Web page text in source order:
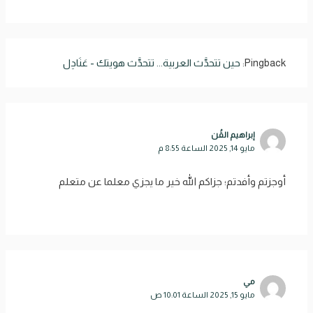
Pingback: حين تتحدَّث العربية... تتحدَّث هويتك - عَنَادِل
إبراهيم القُن
مايو 14, 2025 الساعة 8:55 م
أوجزتم وأفدتم؛ جزاكم الله خير ما يجزي معلما عن متعلم
مي
مايو 15, 2025 الساعة 10:01 ص